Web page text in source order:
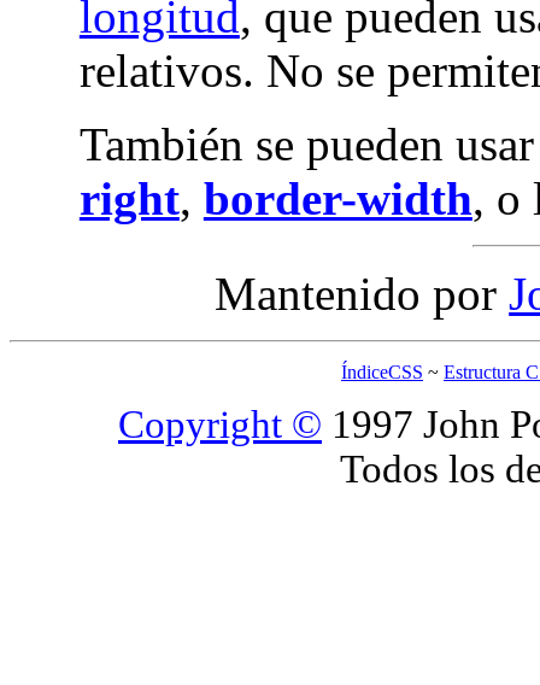
longitud, que pueden
relativos. No se
También se pueden
right, border-width, o
Mantenido por
ÍndiceCSS ~ Estructura
Copyright © 1997 John
Todos los